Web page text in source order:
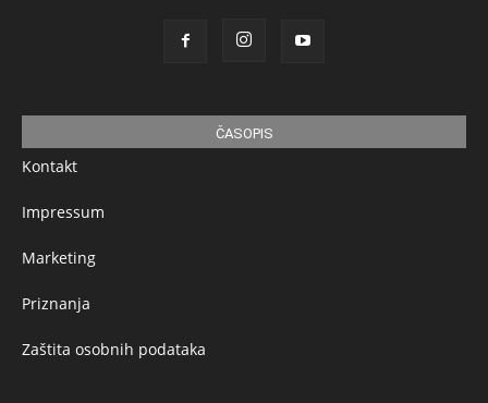
ČASOPIS
Kontakt
Impressum
Marketing
Priznanja
Zaštita osobnih podataka